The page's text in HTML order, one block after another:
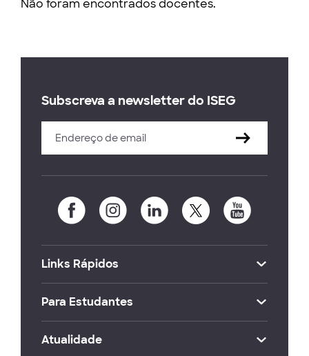
Não foram encontrados docentes.
Subscreva a newsletter do ISEG
Links Rápidos
Para Estudantes
Atualidade